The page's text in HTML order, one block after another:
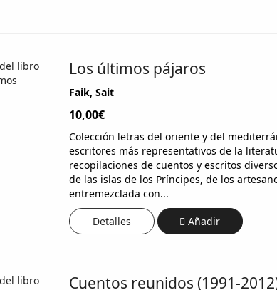
Los últimos pájaros
Faik, Sait
10,00€
Colección letras del oriente y del
escritores más representativos de la
recopilaciones de cuentos y escritos
de las islas de los Príncipes, de los
entremezclada con...
Detalles Añadir
Cuentos reunidos (1991-